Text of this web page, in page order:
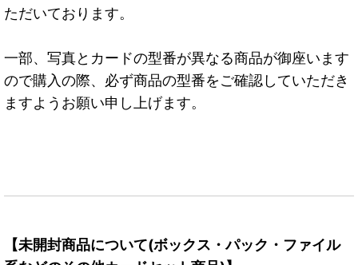
ただいております。
一部、写真とカードの型番が異なる商品が御座います
ので購入の際、必ず商品の型番をご確認していただき
ますようお願い申し上げます。
【未開封商品について(ボックス・パック・ファイル